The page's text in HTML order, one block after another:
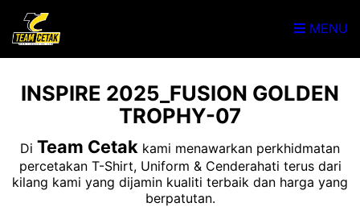
MENU
INSPIRE 2025_FUSION GOLDEN
TROPHY-07
Di Team Cetak kami menawarkan perkhidmatan
percetakan T-Shirt, Uniform & Cenderahati terus dari
kilang kami yang dijamin kualiti terbaik dan harga yang
berpatutan.